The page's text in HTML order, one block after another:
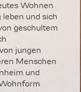
Wohnen
und sich
geschultem
jungen
Menschen
und